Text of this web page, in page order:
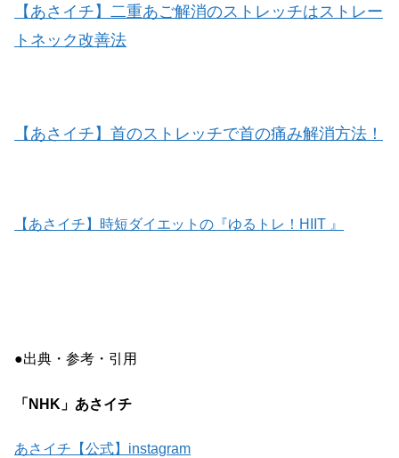
【あさイチ】二重あご解消のストレッチはストレー
トネック改善法
【あさイチ】首のストレッチで首の痛み解消方法！
【あさイチ】時短ダイエットの『ゆるトレ！HIIT 』
●出典・参考・引用
「NHK」あさイチ
あさイチ【公式】instagram